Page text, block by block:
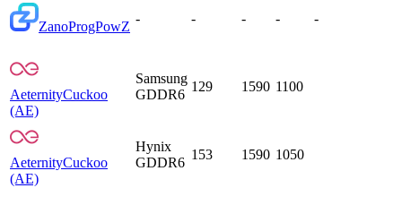
ZanoProgPowZ
- - - - -
AeternityCuckoo
(AE)
Samsung
GDDR6
129 1590 1100
AeternityCuckoo
(AE)
Hynix
GDDR6
153 1590 1050